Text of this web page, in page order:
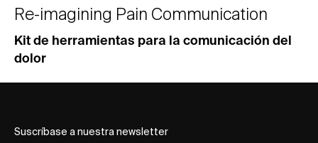
Re-imagining Pain Communication
Kit de herramientas para la comunicación del
dolor
Suscríbase a nuestra newsletter